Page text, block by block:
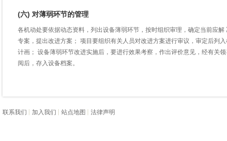
(六) 对薄弱环节的管理
各机动处要依据动态资料，列出设备薄弱环节，按时组织审理，确定当前应解
专案，提出改进方案； 项目要组织有关人员对改进方案进行审议，审定后列
计画； 设备薄弱环节改进实施后，要进行效果考察，作出评价意见，经有关
阅后，存入设备档案。
联系我们 加入我们 站点地图 法律声明